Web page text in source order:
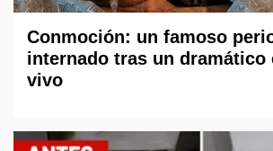
Conmoción: un famoso
internado tras un dramático
vivo